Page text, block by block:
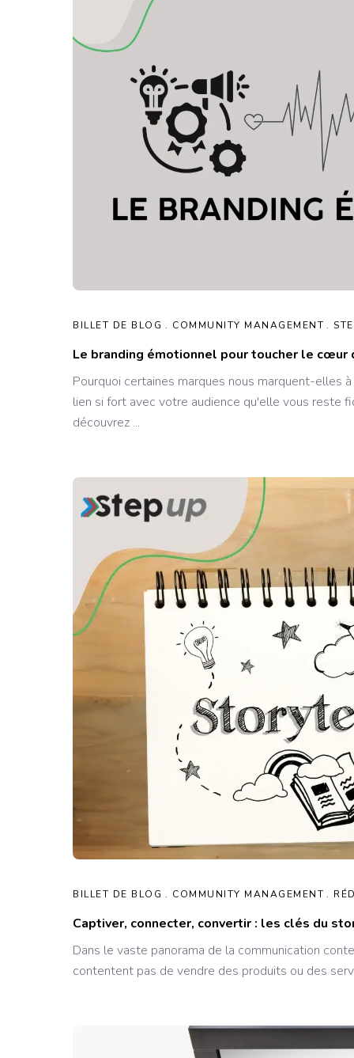
BILLET DE BLOG COMMUNITY MANAGEMENT
Le branding émotionnel pour toucher le cœur
Pourquoi certaines marques nous marquent-elles
lien si fort avec votre audience qu'elle vous reste
découvrez
BILLET DE BLOG COMMUNITY MANAGEMENT
Captiver, connecter, convertir : les clés du
Dans le vaste panorama de la communication
contentent pas de vendre des produits ou des